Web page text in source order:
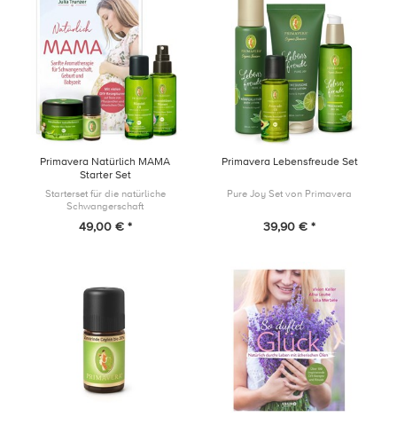
Primavera Natürlich MAMA
Starter Set
Starterset für die natürliche
Schwangerschaft
49,00 € *
Primavera Lebensfreude Set
Pure Joy Set von Primavera
39,90 € *